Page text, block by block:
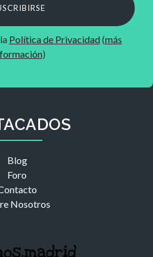
Política de Privacidad(más
)
Blog
Foro
Nosotros